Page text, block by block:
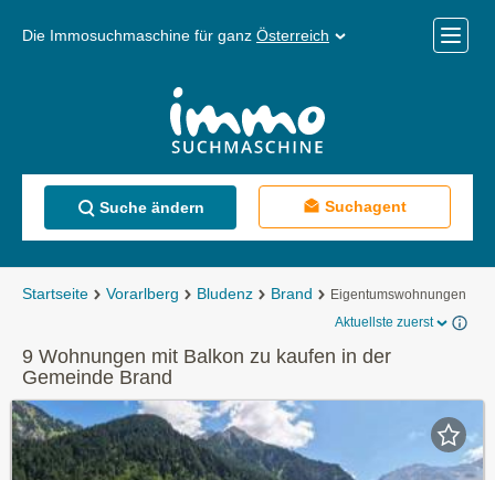
Die Immosuchmaschine für ganz Österreich
Menü
Suche ändern Suchagent
Startseite Vorarlberg Bludenz Brand
Eigentumswohnungen
Aktuellste zuerst
9 Wohnungen mit Balkon zu kaufen in der
Gemeinde Brand